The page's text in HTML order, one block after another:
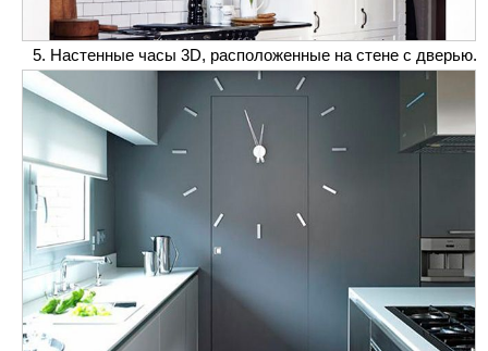
Настенные часы 3D, расположенные на стене с дверью.